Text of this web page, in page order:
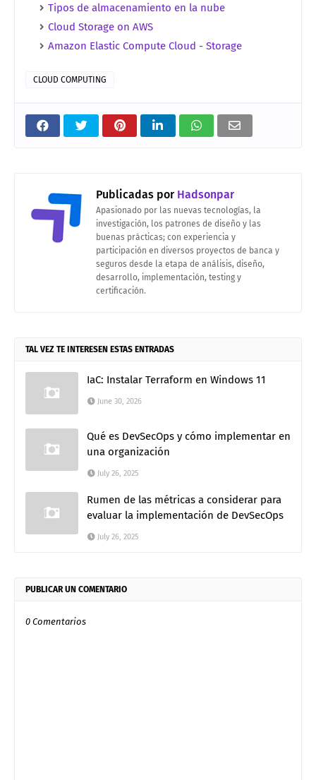
Tipos de almacenamiento en la nube
Cloud Storage on AWS
Amazon Elastic Compute Cloud - Storage
CLOUD COMPUTING
Publicadas porHadsonpar
Apasionado por las nuevas tecnologías, la
investigación, los patrones de diseño y las
buenas prácticas; con experiencia y
participación en diversos proyectos de banca y
seguros desde la etapa de análisis, diseño,
desarrollo, implementación, testing y
certificación.
TAL VEZ TE INTERESEN ESTAS ENTRADAS
IaC: Instalar Terraform en Windows 11
June 30, 2026
Qué es DevSecOps y cómo implementar en
una organización
July 26, 2025
Rumen de las métricas a considerar para
evaluar la implementación de DevSecOps
July 26, 2025
PUBLICAR UN COMENTARIO
0 Comentarios